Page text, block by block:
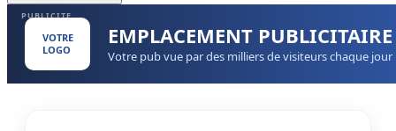
PUBLICITE
VOTRE
LOGO
EMPLACEMENT PUBLICITAIRE
Votre pub vue par des milliers de visiteurs chaque jour